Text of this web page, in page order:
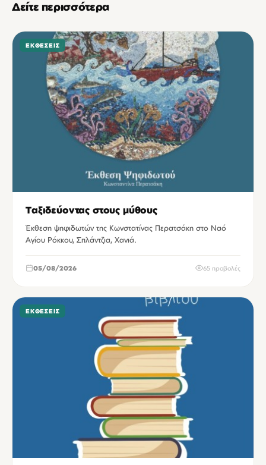
Δείτε περισσότερα
ΕΚΘΈΣΕΙΣ
Ταξιδεύοντας στους μύθους
Έκθεση ψηφιδωτών της Κωνστατίνας Περατσάκη στο Ναό
Αγίου Ρόκκου, Σπλάντζια, Χανιά.
05/08/2026 65 προβολές
ΕΚΘΈΣΕΙΣ